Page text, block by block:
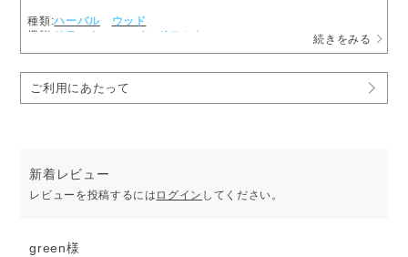
種類:ハーバル
ウッド
機能: リラックス マインドフルネス 続きをみる
ご利用にあたって
新着レビュー
レビューを投稿するには ログイン してください。
green様